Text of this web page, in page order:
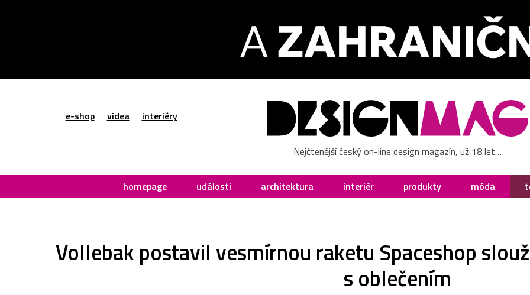
e-shop videa interiéry
Nejčtenější český on-line design magazín, už 18 let…
homepage události architektura interiér produkty móda
Vollebak postavil vesmírnou raketu Spaceshop
s oblečením